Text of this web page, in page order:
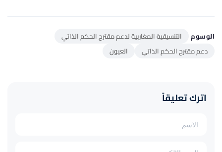
الوسوم
التنسيقية المغاربية لدعم مقترح الحكم الذاتي
دعم مقترح الحكم الذاتي
العيون
اترك تعليقاً